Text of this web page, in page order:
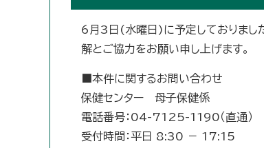
6月3日(水曜日)に予定しておりました
解とご協力をお願い申し上げます。
■本件に関するお問い合わせ
保健センター 母子保健係
電話番号：04-7125-1190（直通）
受付時間：平日 8:30 － 17:15